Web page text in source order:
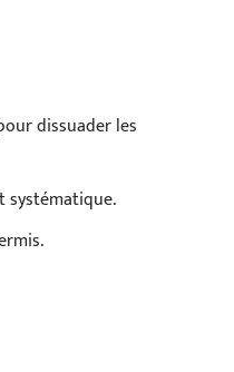
dissuader les
systématique.